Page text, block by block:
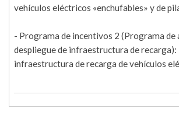
vehículos eléctricos «enchufables» y de
- Programa de incentivos 2 (Programa de
despliegue de infraestructura de
infraestructura de recarga de vehículos